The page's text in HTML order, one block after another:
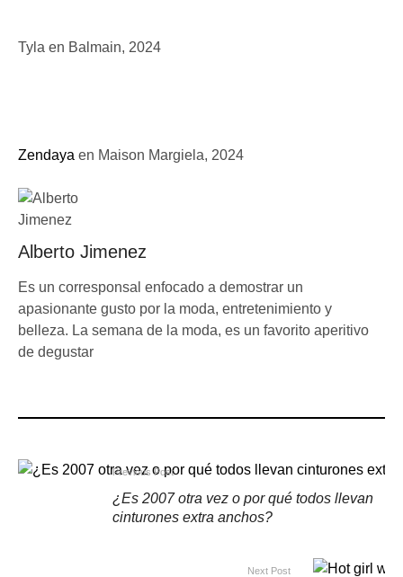
Tyla en Balmain, 2024
Zendaya en Maison Margiela, 2024
Alberto Jimenez
Es un corresponsal enfocado a demostrar un
apasionante gusto por la moda, entretenimiento y
belleza. La semana de la moda, es un favorito aperitivo
de degustar
Previous Post
¿Es 2007 otra vez o por qué todos llevan
cinturones extra anchos?
Next Post